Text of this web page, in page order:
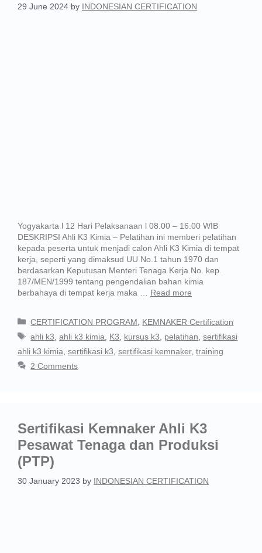
29 June 2024 by INDONESIAN CERTIFICATION
Yogyakarta l 12 Hari Pelaksanaan l 08.00 – 16.00 WIB
DESKRIPSI Ahli K3 Kimia – Pelatihan ini memberi pelatihan
kepada peserta untuk menjadi calon Ahli K3 Kimia di tempat
kerja, seperti yang dimaksud UU No.1 tahun 1970 dan
berdasarkan Keputusan Menteri Tenaga Kerja No. kep.
187/MEN/1999 tentang pengendalian bahan kimia
berbahaya di tempat kerja maka … Read more
CERTIFICATION PROGRAM
KEMNAKER Certification
ahli k3 ,ahli k3 kimia K3 kursus k3 pelatihan ,sertifikasi
ahli k3 kimia sertifikasi k3 sertifikasi kemnaker, training
2 Comments
Sertifikasi Kemnaker Ahli K3
Pesawat Tenaga dan Produksi
(PTP)
30 January 2023 by INDONESIAN CERTIFICATION